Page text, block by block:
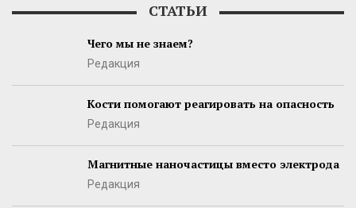
СТАТЬИ
Чего мы не знаем?
Редакция
Кости помогают реагировать на опасность
Редакция
Магнитные наночастицы вместо электрода
Редакция